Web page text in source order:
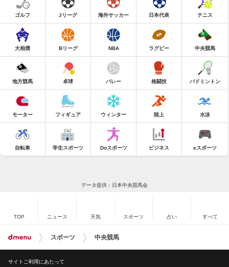
ゴルフ Jリーグ 海外サッカー 日本代表 テニス
大相撲 Bリーグ NBA ラグビー 中央競馬
地方競馬 卓球 バレー 格闘技 バドミントン
モーター フィギュア ウィンター 陸上 水泳
自転車 学生スポーツ Doスポーツ ビジネス eスポーツ
データ提供：日本中央競馬会
TOP ニュース 天気 スポーツ 占い すべて
スポーツ 中央競馬
サイトご利用にあたって